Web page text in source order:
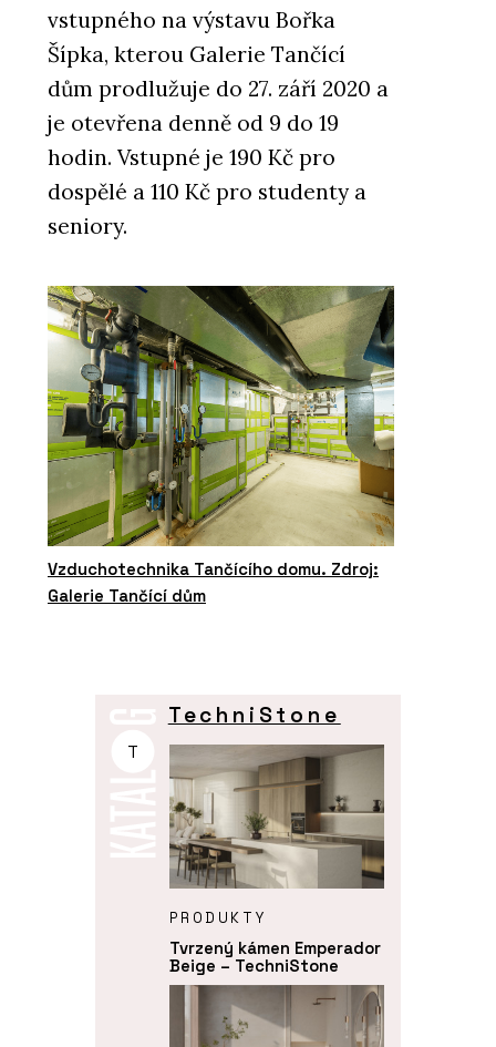
vstupného na výstavu Bořka
Šípka, kterou Galerie Tančící
dům prodlužuje do 27. září 2020 a
je otevřena denně od 9 do 19
hodin. Vstupné je 190 Kč pro
dospělé a 110 Kč pro studenty a
seniory.
Vzduchotechnika Tančícího domu. Zdroj:
Galerie Tančící dům
T
TechniStone
PRODUKTY
Tvrzený kámen Emperador
Beige – TechniStone